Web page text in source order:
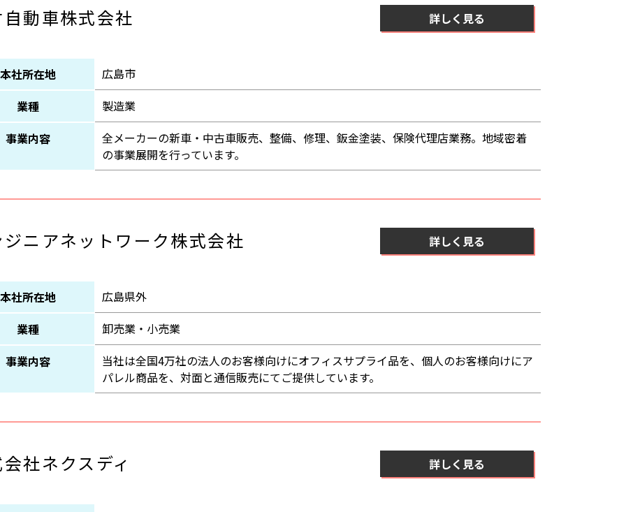
動車株式会社 詳しく見る
本社所在地
広島市
業種
製造業
事業内容
全メーカーの新車・中古車販売、整備、修理、鈑金塗装、保険代理店業務。地域密着
の事業展開を行っています。
ニアネットワーク株式会社 詳しく見る
本社所在地
広島県外
業種
卸売業・小売業
事業内容
当社は全国4万社の法人のお客様向けにオフィスサプライ品を、個人のお客様向けにア
パレル商品を、対面と通信販売にてご提供しています。
社ネクスディ 詳しく見る